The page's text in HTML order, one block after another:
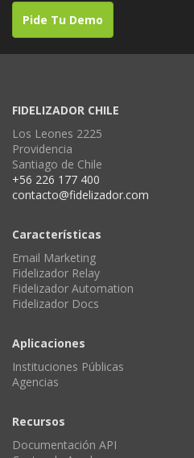
Pide Tu Demo
FIDELIZADOR CHILE
Los Leones 2225
Providencia
Santiago de Chile
+56 226 177 400
contacto@fidelizador.com
Características
Email Marketing
Fidelizador Relay
Fidelizador Automation
Fidelizador Docs
Aplicaciones
Instituciones Públicas
Agencias
Recursos
Documentación API